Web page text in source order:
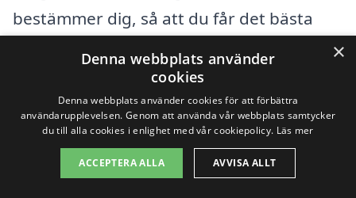
bestämmer dig, så att du får det bästa
Få 3 erbjudanden, gratis och utan
förpliktelser
×
Denna webbplats använder
cookies
Denna webbplats använder cookies för att förbättra
användarupplevelsen. Genom att använda vår webbplats samtycker
du till alla cookies i enlighet med vår cookiepolicy. Läs mer
ACCEPTERA ALLA AVVISA ALLT